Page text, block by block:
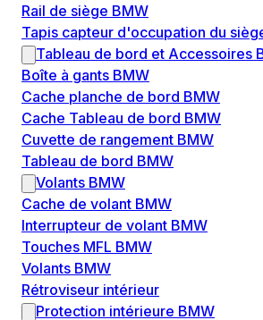
Rail de siège BMW
Tapis capteur d'occupation du
Tableau de bord et Accessoires
Boîte à gants BMW
Cache planche de bord BMW
Cache Tableau de bord BMW
Cuvette de rangement BMW
Tableau de bord BMW
Volants BMW
Cache de volant BMW
Interrupteur de volant BMW
Touches MFL BMW
Volants BMW
Rétroviseur intérieur
Protection intérieure BMW